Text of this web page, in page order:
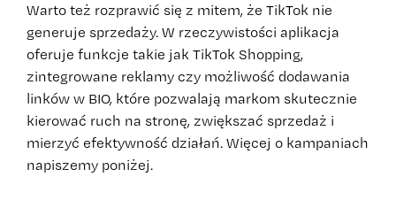
Warto też rozprawić się z mitem, że TikTok nie
generuje sprzedaży. W rzeczywistości aplikacja
oferuje funkcje takie jak TikTok Shopping,
zintegrowane reklamy czy możliwość dodawania
linków w BIO, które pozwalają markom skutecznie
kierować ruch na stronę, zwiększać sprzedaż i
mierzyć efektywność działań. Więcej o kampaniach
napiszemy poniżej.